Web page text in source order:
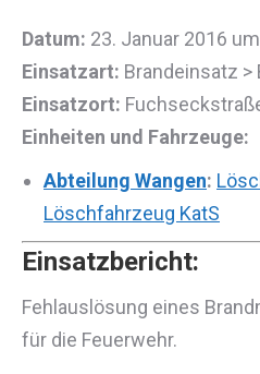
Datum: 23. Januar 2016
Einsatzart: Brandeinsatz >
Einsatzort:
Einheiten und Fahrzeuge:
Abteilung Wangen:
Löschfahrzeug KatS
Einsatzbericht:
Fehlauslösung eines
für die Feuerwehr.